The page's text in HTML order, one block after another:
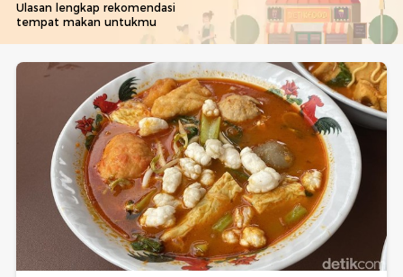
Ulasan lengkap rekomendasi
tempat makan untukmu